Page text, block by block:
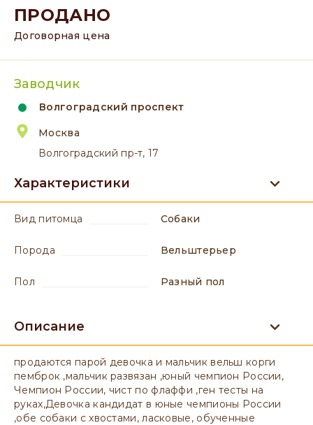
ПРОДАНО
Договорная цена
Заводчик
Волгоградский проспект
Москва
Волгоградский пр-т, 17
Характеристики
вид питомца Собаки
порода Вельштерьер
пол разный пол
Описание
продаются парой девочка и мальчик вельш корги
пемброк ,мальчик развязан ,юный чемпион России,
Чемпион России, чист по флаффи ,ген тесты на
руках,Девочка кандидат в юные чемпионы России
,обе собаки с хвостами, ласковые, обученные